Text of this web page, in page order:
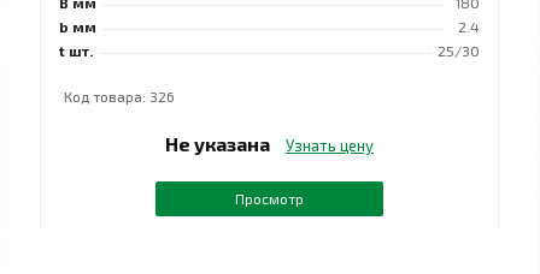
b мм
2.4
t шт.
25/30
Код товара: 326
Не указана Узнать цену
Просмотр